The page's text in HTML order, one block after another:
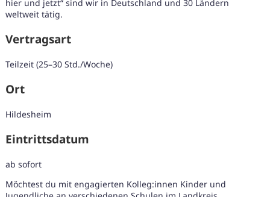
hier und jetzt“ sind wir in Deutschland und 30 Ländern
weltweit tätig.
Vertragsart
Teilzeit (25–30 Std./Woche)
Ort
Hildesheim
Eintrittsdatum
ab sofort
Möchtest du mit engagierten Kolleg:innen Kinder und